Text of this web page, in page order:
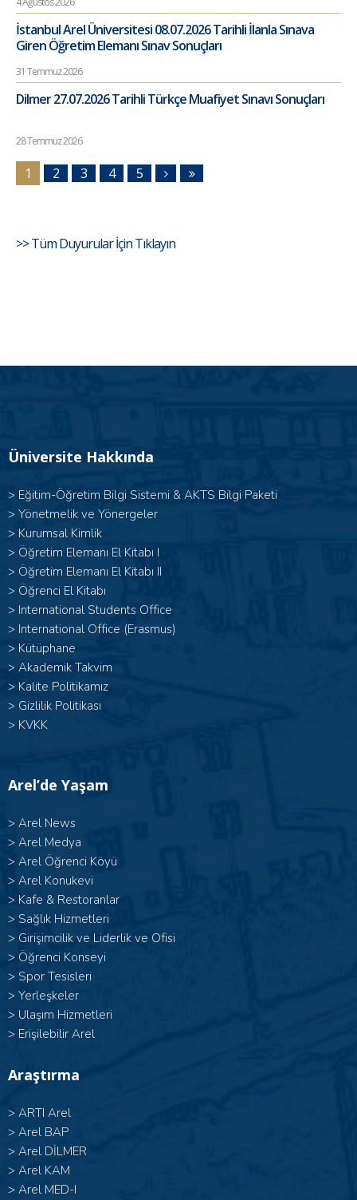
İstanbul Arel Üniversitesi 08.07.2026 Tarihli İlanla Sınava
Giren Öğretim Elemanı Sınav Sonuçları
31 Temmuz 2026
Dilmer 27.07.2026 Tarihli Türkçe Muafiyet Sınavı Sonuçları
28 Temmuz 2026
1 2 3 4 5
>> Tüm Duyurular İçin Tıklayın
Üniversite Hakkında
> Eğitim-Öğretim Bilgi Sistemi & AKTS Bilgi Paketi
> Yönetmelik ve Yönergeler
> Kurumsal Kimlik
> Öğretim Elemanı El Kitabı I
> Öğretim Elemanı El Kitabı II
> Öğrenci El Kitabı
> International Students Office
> International Office (Erasmus)
> Kütüphane
> Akademik Takvim
> Kalite Politikamız
> Gizlilik Politikası
> KVKK
Arel’de Yaşam
> Arel News
> Arel Medya
> Arel Öğrenci Köyü
> Arel Konukevi
> Kafe & Restoranlar
> Sağlık Hizmetleri
> Girişimcilik ve Liderlik ve Ofisi
> Öğrenci Konseyi
> Spor Tesisleri
> Yerleşkeler
> Ulaşım Hizmetleri
> Erişilebilir Arel
Araştırma
> ARTI Arel
> Arel BAP
> Arel DİLMER
> Arel KAM
> Arel MED-I